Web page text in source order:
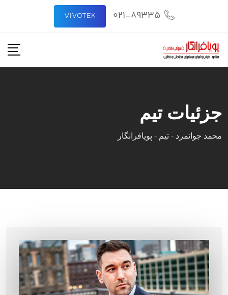
محتوا
021-89335
VIVOTEK
جزئیات تیم
محمد جوانمرد - تیم - پویافرانگار